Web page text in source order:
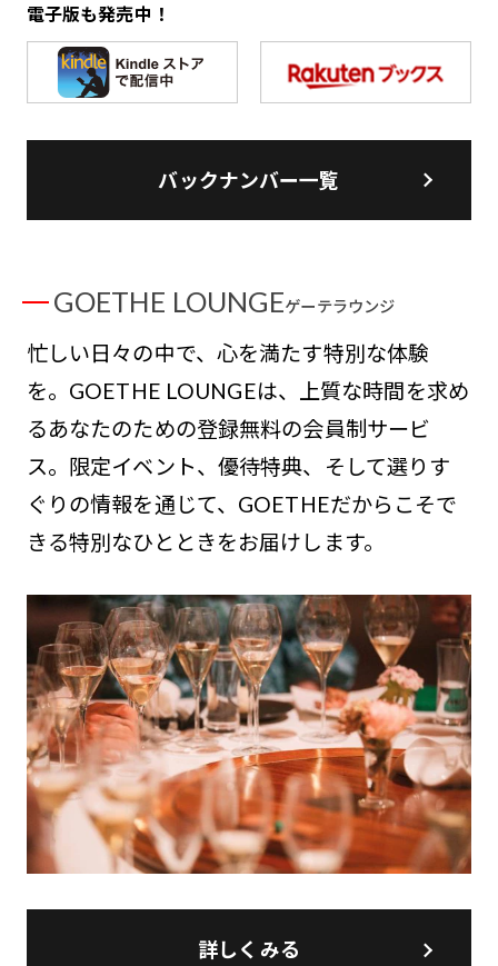
電子版も発売中！
バックナンバー一覧
GOETHE LOUNGEゲーテラウンジ
忙しい日々の中で、心を満たす特別な体験
を。GOETHE LOUNGEは、上質な時間を求め
るあなたのための登録無料の会員制サービ
ス。限定イベント、優待特典、そして選りす
ぐりの情報を通じて、GOETHEだからこそで
きる特別なひとときをお届けします。
詳しくみる